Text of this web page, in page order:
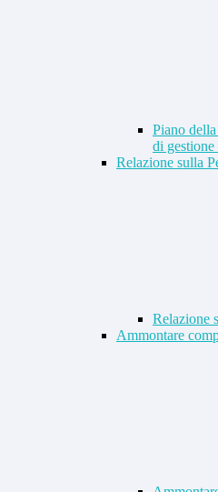
Piano
di gestione
Relazione sulla
Relazione
Ammontare